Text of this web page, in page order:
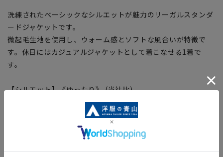
洗練されたベーシックなシルエットが魅力のリーガルスタンダ
ードジャケットです。
微起毛生地を使用し、ウォーム感とソフトな風合いが特徴で
す。休日にはカジュアルジャケットとして着こなせる1着で
す。
【シルエット】《ゆったり》 (当社比)
【商品に関するご注意】
■商品画像はサンプルのため、色味やサイズ等の仕様に変更が
ある場合がございますので、予めご了承ください。
■ゆとり感には個人差があります。サイズ表を確認の上、ご購